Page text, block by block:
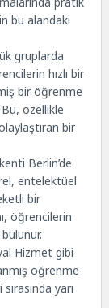
bu alandaki
gruplarda
hızlı bir
bir öğrenme
Bu, özellikle
bir
Berlin’de
entelektüel
bir
öğrencilerin
Hizmet gibi
öğrenme
yarı